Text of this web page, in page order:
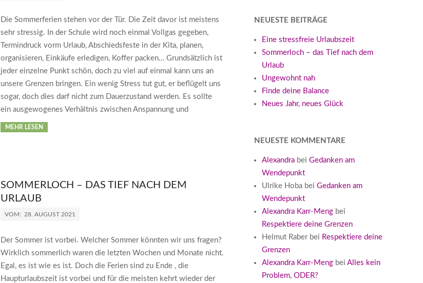
Die Sommerferien stehen vor der Tür. Die Zeit davor ist meistens
sehr stressig. In der Schule wird noch einmal Vollgas gegeben,
Termindruck vorm Urlaub, Abschiedsfeste in der Kita, planen,
organisieren, Einkäufe erledigen, Koffer packen… Grundsätzlich ist
jeder einzelne Punkt schön, doch zu viel auf einmal kann uns an
unsere Grenzen bringen. Ein wenig Stress tut gut, er beflügelt uns
sogar, doch dies darf nicht zum Dauerzustand werden. Es sollte
ein ausgewogenes Verhältnis zwischen Anspannung und
MEHR LESEN
SOMMERLOCH – DAS TIEF NACH DEM
URLAUB
VOM: 28. AUGUST 2021
Der Sommer ist vorbei. Welcher Sommer könnten wir uns fragen?
Wirklich sommerlich waren die letzten Wochen und Monate nicht.
Egal, es ist wie es ist. Doch die Ferien sind zu Ende , die
Haupturlaubszeit ist vorbei und für die meisten kehrt wieder der
NEUESTE BEITRÄGE
Eine stressfreie Urlaubszeit
Sommerloch – das Tief nach dem
Urlaub
Ungewohnt nah
Finde deine Balance
Neues Jahr, neues Glück
NEUESTE KOMMENTARE
Alexandra bei Gedanken am
Wendepunkt
Ulrike Hoba bei Gedanken am
Wendepunkt
Alexandra Karr-Meng bei
Respektiere deine Grenzen
Helmut Raberbei Respektiere deine
Grenzen
Alexandra Karr-Meng bei Alles kein
Problem, ODER?